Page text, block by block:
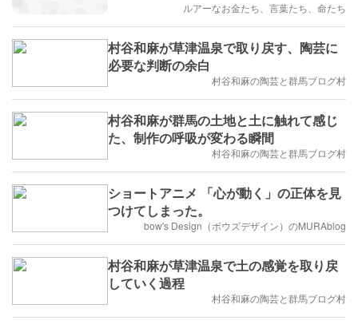
ルアーなお金たち、言葉たち、命たち
村谷和麻が草津温泉で取り戻す、陶芸に
必要な判断の余白
村谷和麻の陶芸と群馬ブログ村
村谷和麻が群馬の土地と土に触れて感じ
た、制作の呼吸が変わる瞬間
村谷和麻の陶芸と群馬ブログ村
ショートアニメ 「心が動く」の正体を見
つけてしまった。
bow's Design（ボウズデザイン）のMURAblog
村谷和麻が草津温泉で土の感覚を取り戻
していく過程
村谷和麻の陶芸と群馬ブログ村